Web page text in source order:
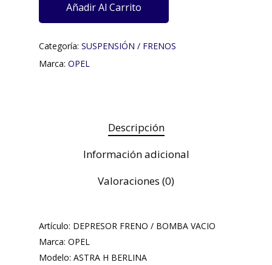
Añadir Al Carrito
Categoría: SUSPENSIÓN / FRENOS
Marca: OPEL
Descripción
Información adicional
Valoraciones (0)
Artículo: DEPRESOR FRENO / BOMBA VACIO
Marca: OPEL
Modelo: ASTRA H BERLINA